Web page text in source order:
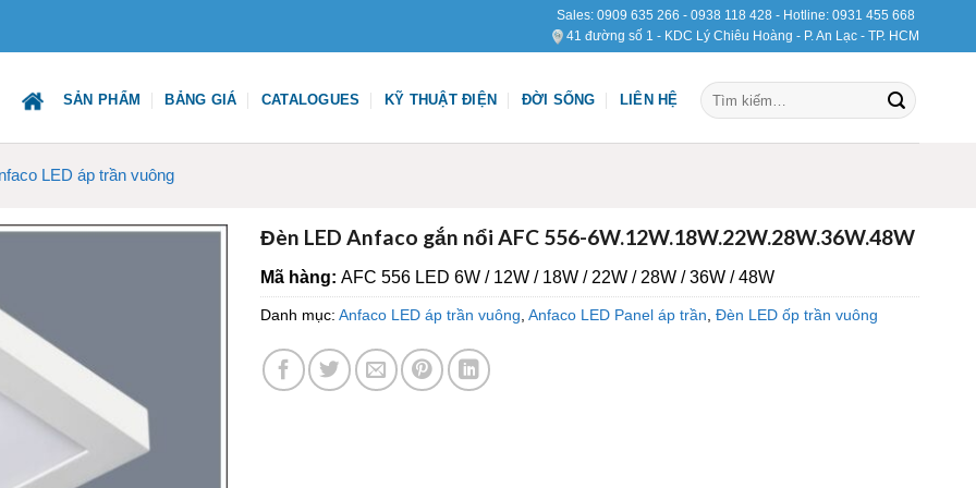
Sales: 0909 635 266 - 0938 118 428 - Hotline: 0931 455 668
41 đường số 1 - KDC Lý Chiêu Hoàng - P. An Lạc - TP. HCM
SẢN PHẨM BẢNG GIÁ CATALOGUES KỸ THUẬT ĐIỆN ĐỜI SỐNG LIÊN HỆ
Tìm
kiếm:
LED áp trần vuông
Đèn LED Anfaco gắn nổi AFC 556-6W.12W.18W.22W.28W.36W.48W
Mã hàng: AFC 556 LED 6W / 12W / 18W / 22W / 28W / 36W / 48W
Danh mục: Anfaco LED áp trần vuông Anfaco LED Panel áp trần Đèn LED ốp trần vuông